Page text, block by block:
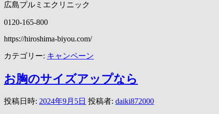
広島プルミエクリニック
0120-165-800
https://hiroshima-biyou.com/
カテゴリー: キャンペーン
お胸のサイズアップなら
投稿日時: 2024年9月5日 投稿者: daiki872000